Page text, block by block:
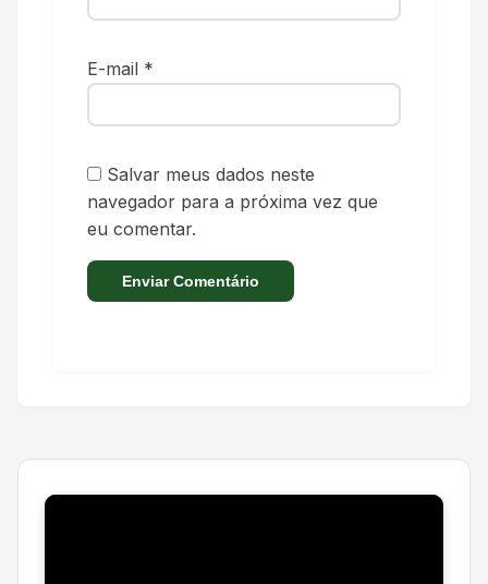
E-mail *
Salvar meus dados neste
navegador para a próxima vez que
eu comentar.